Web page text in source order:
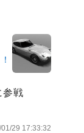
参戦
29 17:33:32